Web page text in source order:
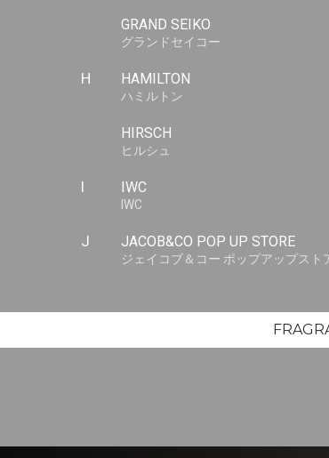
GRAND SEIKO
グランドセイコー
H HAMILTON
ハミルトン
HIRSCH
ヒルシュ
I IWC
IWC
J JACOB&CO POP UP STORE
ジェイコブ＆コー ポップアップスト